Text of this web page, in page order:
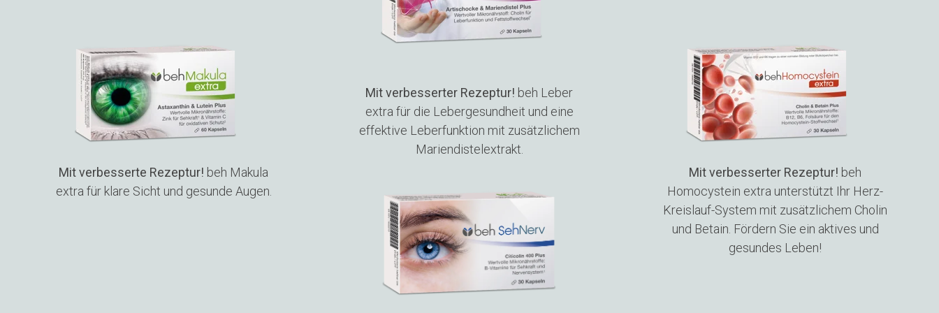
Mit verbesserte Rezeptur! beh Makula
extra für klare Sicht und gesunde Augen.
Mit verbesserter Rezeptur! beh Leber
extra für die Lebergesundheit und eine
effektive Leberfunktion mit zusätzlichem
Mariendistelextrakt.
Mit verbesserter Rezeptur! beh
Homocystein extra unterstützt Ihr Herz-
Kreislauf-System mit zusätzlichem Cholin
und Betain. Fördern Sie ein aktives und
gesundes Leben!